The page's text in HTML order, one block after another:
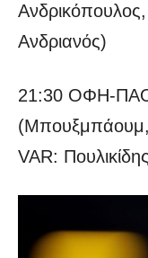
Ανδριανός)
21:30 ΟΦΗ-
(Μπουξμπάουμ,
VAR: